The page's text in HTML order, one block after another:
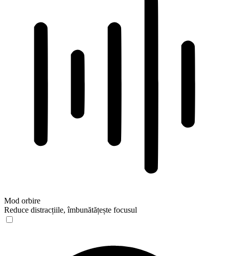
Mod orbire
Reduce distracțiile, îmbunătățește focusul